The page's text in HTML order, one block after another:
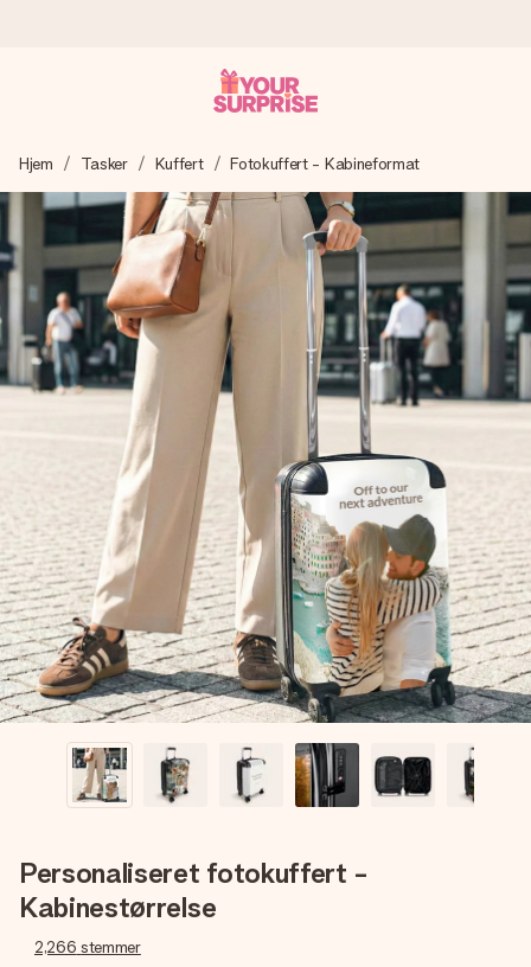
Vi laver din gave med omhu og sender den lynhurtigt – så
du kan give den på det helt rette tidspunkt, når den
betyder allermest.
4,7 (baseret på +15.000 anmeldelser)
Vores gaver inspirerer. Kunderne giver os 4,7 på Google
Reviews.
Gratis kort med hilsen
Lav noget særligt i blot få trin – med hendes navn, et
billede af dig eller en besked, der går lige i hendes hjerte.
Intet besvær men udelukkende en masse kærlighed i
øjeblikket.
Hjem Tasker Kuffert Fotokuffert - Kabineformat
Personaliseret fotokuffert -
Kabinestørrelse
2,266 stemmer